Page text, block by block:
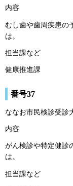
内容
むし歯や歯周疾患の
は。
担当課など
健康推進課
番号37
ななお市民検診受診
内容
がん検診や特定健診
は。
担当課など